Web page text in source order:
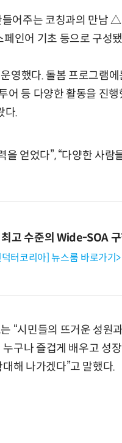
어주는 코칭과의 만남
인어 기초 등으로 구성
영했다. 돌봄 프로그램
어 등 다양한 활동을 진
다.
얻었다”, “다양한 사
고 수준의 Wide-SOA
터코리아] 뉴스룸 바로가기>
“시민들의 뜨거운 성원
구나 즐겁게 배우고 성
해 나가겠다”고 말했다.